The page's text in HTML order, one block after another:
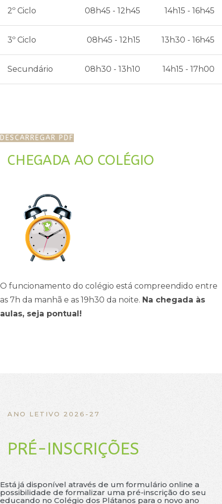
2º Ciclo 08h45 - 12h45 14h15 - 16h45
3º Ciclo 08h45 - 12h15 13h30 - 16h45
Secundário 08h30 - 13h10 14h15 - 17h00
DESCARREGAR PDF
CHEGADA AO COLÉGIO
O funcionamento do colégio está compreendido entre
as 7h da manhã e as 19h30 da noite. Na chegada às
aulas, seja pontual!
ANO LETIVO 2026-27
PRÉ-INSCRIÇÕES
Está já disponível através de um formulário online a
possibilidade de formalizar uma pré-inscrição do seu
educando no Colégio dos Plátanos para o novo ano